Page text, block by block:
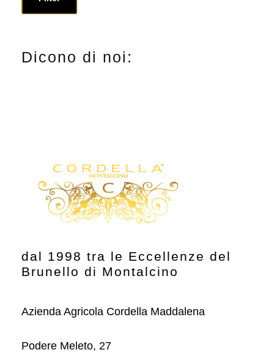
Dicono di noi:
dal 1998 tra le Eccellenze del
Brunello di Montalcino
Azienda Agricola Cordella Maddalena
Podere Meleto, 27